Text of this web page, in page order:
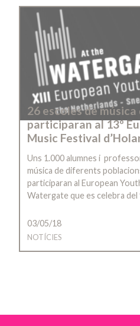
26 escoles de
participaran al 13º
Music Festival
Uns 1.000 alumnes i
música de diferents
participaran al European
Watergate que es celebra del
03/05/18
NOTÍCIES